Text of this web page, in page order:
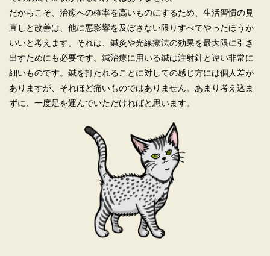
だからこそ、治癒への確率を高いものにするため、生活習慣の見
直しと改善は、他に悪影響を及ぼさない限りすべてやったほうが
いいと考えます。それは、鍼灸や光線療法の効果を最大限に引き
出すためにも必要です。鍼治療に用いる鍼は注射針と違い非常に
細いものです。鍼を打たれることに対しての感じ方には個人差が
ありますが、それほど痛いものではありません。あまり考え込ま
ずに、一度足を運んでいただければと思います。